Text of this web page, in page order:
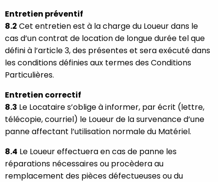
Entretien préventif
8.2 Cet entretien est à la charge du Loueur dans le
cas d’un contrat de location de longue durée tel que
défini à l’article 3, des présentes et sera exécuté dans
les conditions définies aux termes des Conditions
Particulières.
Entretien correctif
8.3 Le Locataire s’oblige à informer, par écrit (lettre,
télécopie, courriel) le Loueur de la survenance d’une
panne affectant l’utilisation normale du Matériel.
8.4 Le Loueur effectuera en cas de panne les
réparations nécessaires ou procèdera au
remplacement des pièces défectueuses ou du